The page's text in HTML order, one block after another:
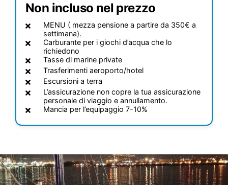
Non incluso nel prezzo
MENU ( mezza pensione a partire da 350€ a
settimana).
Carburante per i giochi d’acqua che lo
richiedono
Tasse di marine private
Trasferimenti aeroporto/hotel
Escursioni a terra
L’assicurazione non copre la tua assicurazione
personale di viaggio e annullamento.
Mancia per l’equipaggio 7-10%